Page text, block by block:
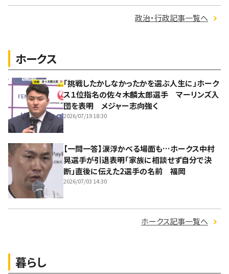
政治・行政記事一覧へ
ホークス
「挑戦したかしなかったかを選ぶ人生に」ホーク
ス１位指名の佐々木麟太郎選手 マーリンズ入
団を表明 メジャー志向強く
2026/07/19 18:30
【一問一答】涙浮かべる場面も…ホークス中村
晃選手が引退表明「家族に相談せず自分で決
断」直後に伝えた2選手の名前 福岡
2026/07/03 14:30
ホークス記事一覧へ
暮らし